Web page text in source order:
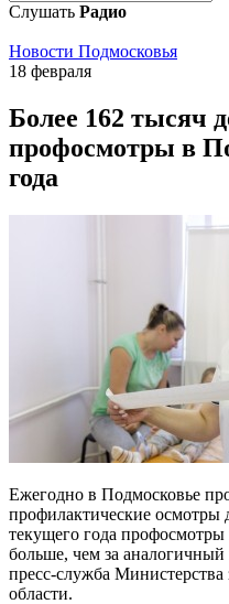
Слушать Радио
Новости Подмосковья
18 февраля
Более 162 тысяч
профосмотры в
года
Ежегодно в Подмосковье
профилактические осмотры
текущего года
больше, чем за
пресс-служба
области.